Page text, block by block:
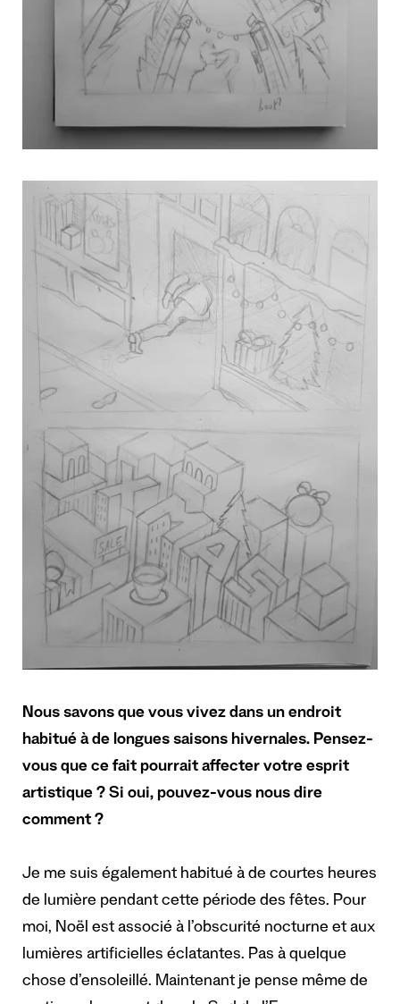
Nous savons que vous vivez dans un endroit
habitué à de longues saisons hivernales. Pensez-
vous que ce fait pourrait affecter votre esprit
artistique ? Si oui, pouvez-vous nous dire
comment ?
Je me suis également habitué à de courtes heures
de lumière pendant cette période des fêtes. Pour
moi, Noël est associé à l’obscurité nocturne et aux
lumières artificielles éclatantes. Pas à quelque
chose d’ensoleillé. Maintenant je pense même de